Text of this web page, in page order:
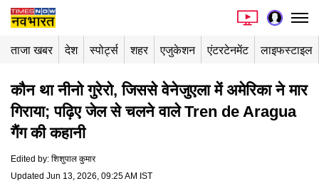
ताजा खबर देश स्पोर्ट्स शहर एजुकेशन एंटरटेनमेंट लाइफस्टाइल
कौन था नीनो गुरेरो, जिससे वेनेजुएला में अमेरिका ने मार
गिराया; पढ़िए जेल से चलने वाले Tren de Aragua
गैंग की कहानी
Edited by: शिशुपाल कुमार
Updated Jun 13, 2026, 09:25 AM IST